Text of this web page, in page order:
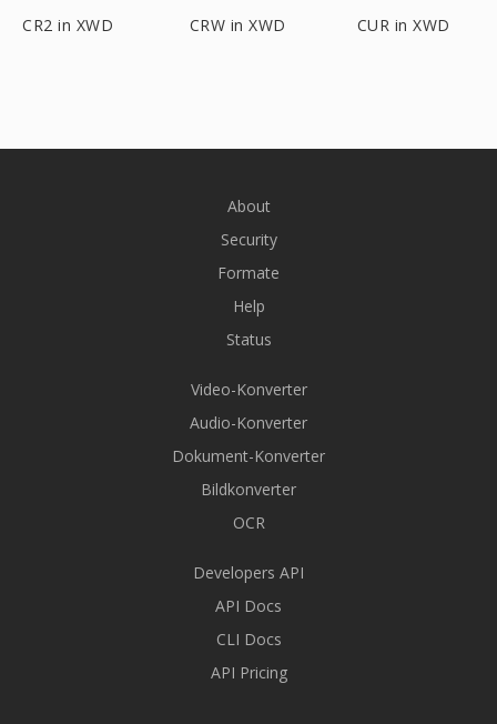
CR2 in XWD CRW in XWD CUR in XWD
About
Security
Formate
Help
Status
Video-Konverter
Audio-Konverter
Dokument-Konverter
Bildkonverter
OCR
Developers API
API Docs
CLI Docs
API Pricing